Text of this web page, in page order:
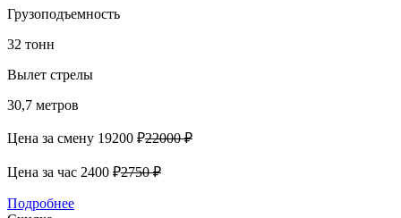
Грузоподъемность
32 тонн
Вылет стрелы
30,7 метров
Цена за смену 19200 ₽22000 ₽
Цена за час 2400 ₽2750 ₽
Подробнее